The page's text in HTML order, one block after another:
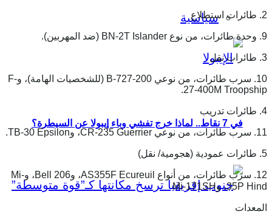
سياسية
في 7 نقاط.. لماذا خرج تفشي وباء إيبولا عن السيطرة؟
2. طائرات استطلاع
9. وحدة طائرات، من نوع BN-2T Islander (ضد المهربين).
3. طائرات نقل
10. سرب طائرات، من نوعي B-727-200 (للشخصيات الهامة)، وF-
27-400M Troopship.
4. طائرات تدريب
11. سرب طائرات، من نوعي CR-235 Guerrier، وTB-30 Epsilon.
5. طائرات عمودية (هجومية/ نقل)
12. سرب طائرات، من أنواع AS355F Ecureuil، وBell 206، وMi-
35P Hind، وMi-171SH
المعدات